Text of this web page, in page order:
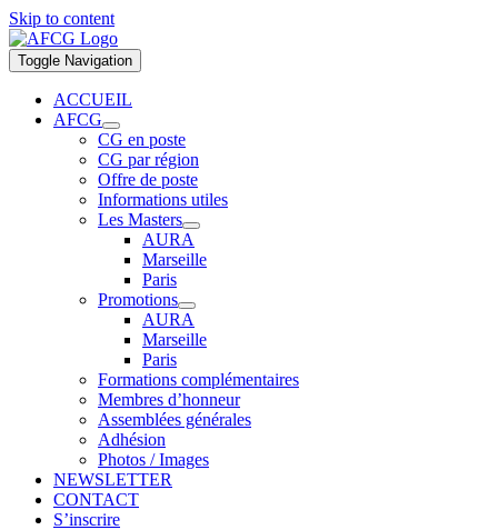
Skip to content
Toggle Navigation
ACCUEIL
AFCG
CG en poste
CG par région
Offre de poste
Informations utiles
Les Masters
AURA
Marseille
Paris
Promotions
AURA
Marseille
Paris
Formations complémentaires
Membres d’honneur
Assemblées générales
Adhésion
Photos / Images
NEWSLETTER
CONTACT
S’inscrire